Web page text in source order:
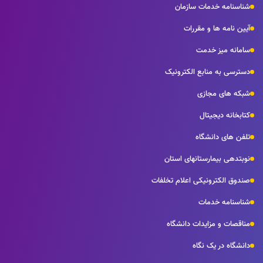
شناسنامه خدمات سازمان
آیین نامه ها و مقررات
سامانه میز خدمت
دسترسی به منابع الکترونیک
شبکه های مجازی
کتابخانه دیجیتال
تلفن های دانشگاه
نوبتدهی بیمارستانهای استان
صندوق الکترونیکی اعلام تخلفات
شناسنامه خدمات
مناقصات و مزایدات دانشگاه
دانشگاه در یک نگاه